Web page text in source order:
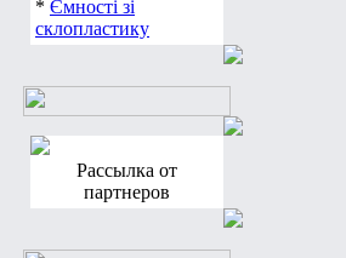
* Ємності зі
склопластику
Рассылка от
партнеров